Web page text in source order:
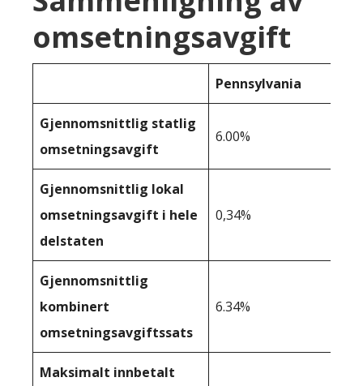
omsetningsavgift
Pennsylvania
Gjennomsnittlig statlig
omsetningsavgift
6.00%
Gjennomsnittlig lokal
omsetningsavgift i hele
delstaten
0,34%
Gjennomsnittlig
kombinert
omsetningsavgiftssats
6.34%
Maksimalt innbetalt